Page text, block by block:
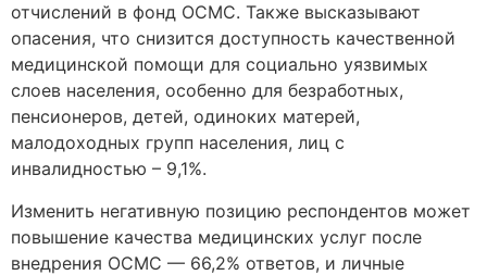
отчислений в фонд ОСМС. Также высказывают
опасения, что снизится доступность качественной
медицинской помощи для социально уязвимых
слоев населения, особенно для безработных,
пенсионеров, детей, одиноких матерей,
малодоходных групп населения, лиц с
инвалидностью – 9,1%.
Изменить негативную позицию респондентов может
повышение качества медицинских услуг после
внедрения ОСМС — 66,2% ответов, и личные